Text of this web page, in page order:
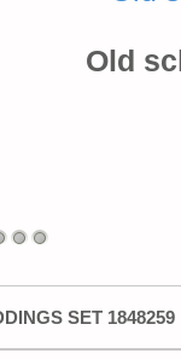
Old
SET 1848259